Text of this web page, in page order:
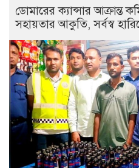
ডোমারের ক্যান্সার আক্রান্ত
সহায়তার আকুতি, সর্বস্ব